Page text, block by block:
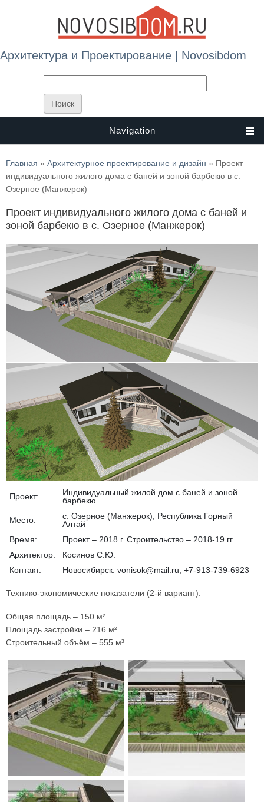
Архитектура и Проектирование | Novosibdom
Navigation
Вы здесь
Главная » Архитектурное проектирование и дизайн » Проект
индивидуального жилого дома с баней и зоной барбекю в с.
Озерное (Манжерок)
Проект индивидуального жилого дома с баней и
зоной барбекю в с. Озерное (Манжерок)
Проект:
Индивидуальный жилой дом с баней и зоной
барбекю
Место:
с. Озерное (Манжерок), Республика Горный
Алтай
Время:
Проект – 2018 г. Строительство – 2018-19 гг.
Архитектор:
Косинов С.Ю.
Контакт:
Новосибирск. vonisok@mail.ru; +7-913-739-6923
Технико-экономические показатели (2-й вариант):
Общая площадь – 150 м²
Площадь застройки – 216 м²
Строительный объём – 555 м³